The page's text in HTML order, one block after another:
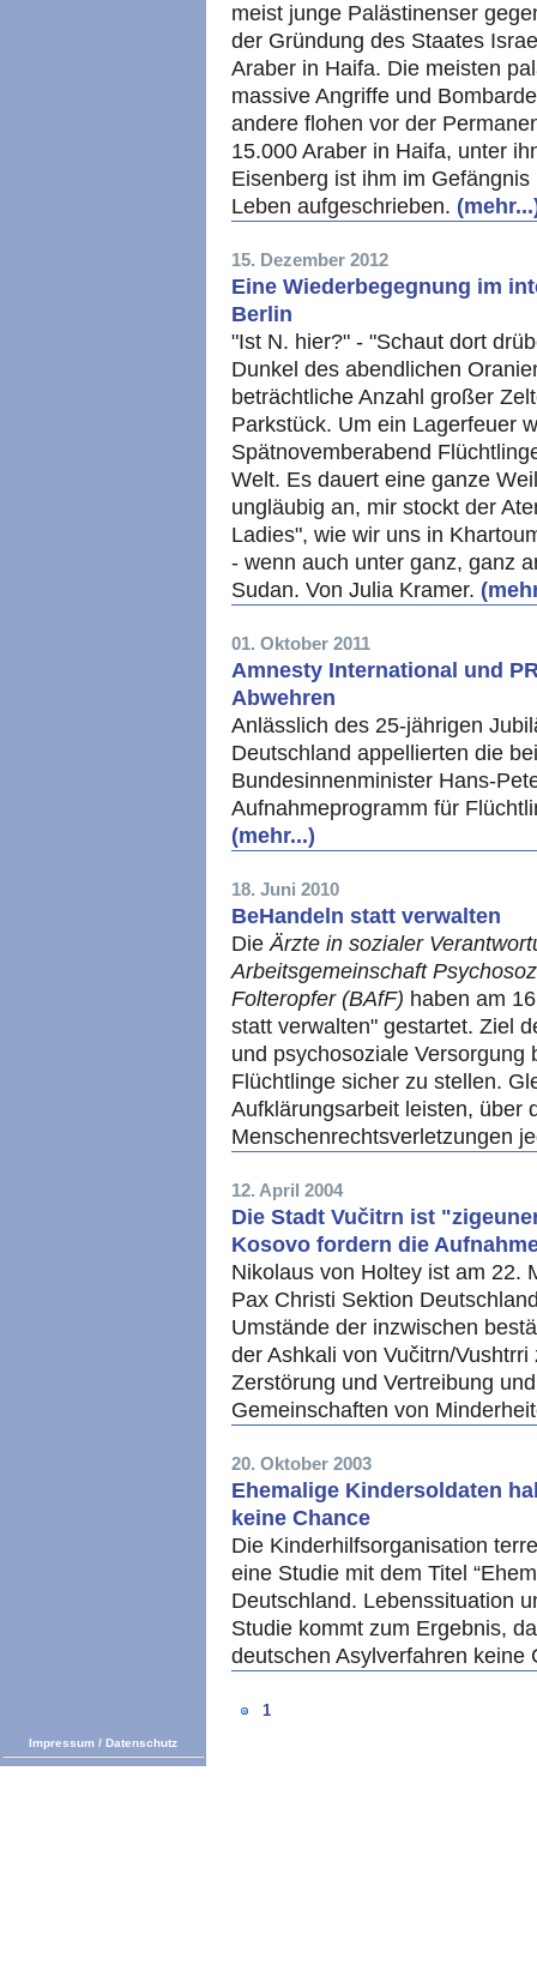
meist junge Palästinenser
der Gründung des Staates
Araber in Haifa. Die meisten
massive Angriffe und
andere flohen vor der
15.000 Araber in Haifa, unter
Eisenberg ist ihm im
Leben aufgeschrieben.
15. Dezember 2012
Eine Wiederbegegnung im
Berlin
"Ist N. hier?" - "Schaut dort
Dunkel des abendlichen
beträchtliche Anzahl großer
Parkstück. Um ein Lagerfeuer
Spätnovemberabend
Welt. Es dauert eine ganze
ungläubig an, mir stockt der
Ladies", wie wir uns in
- wenn auch unter ganz, ganz
Sudan. Von Julia Kramer.
01. Oktober 2011
Amnesty International und
Abwehren
Anlässlich des 25-jährigen
Deutschland appellierten die
Bundesinnenminister Hans-
Aufnahmeprogramm für
(mehr...)
18. Juni 2010
BeHandeln statt verwalten
DieÄrzte in sozialer
Arbeitsgemeinschaft
Folteropfer (BAfF) haben am
statt verwalten" gestartet. Ziel
und psychosoziale Versorgung
Flüchtlinge sicher zu stellen.
Aufklärungsarbeit leisten, über
Menschenrechtsverletzungen
12. April 2004
Die Stadt Vučitrn ist
Kosovo fordern die
Nikolaus von Holtey ist am 22.
Pax Christi Sektion
Umstände der inzwischen
der Ashkali von Vučitrn/
Zerstörung und Vertreibung
Gemeinschaften von
20. Oktober 2003
Ehemalige Kindersoldaten
keine Chance
Die Kinderhilfsorganisation
eine Studie mit dem Titel
Deutschland. Lebenssituation
Studie kommt zum Ergebnis,
deutschen Asylverfahren keine
1
Impressum / Datenschutz